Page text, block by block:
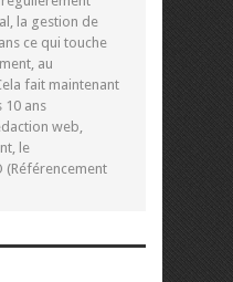
la gestion de
ce qui touche
au
fait maintenant
10 ans
web,
le
(Référencement